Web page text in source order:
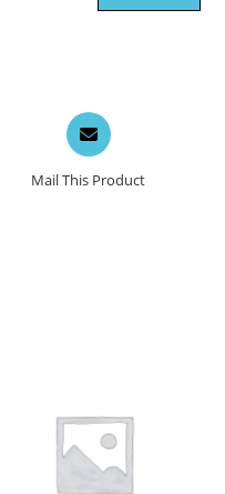
Opens
in
a
new
Mail This Product